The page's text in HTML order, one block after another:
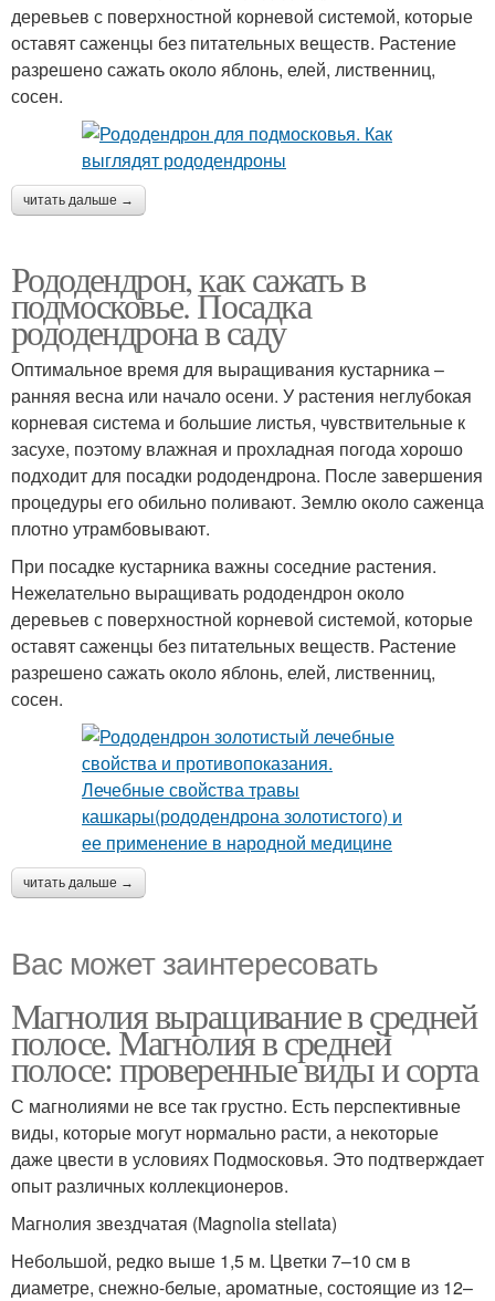
деревьев с поверхностной корневой системой, которые
оставят саженцы без питательных веществ. Растение
разрешено сажать около яблонь, елей, лиственниц,
сосен.
читать дальше →
Рододендрон, как сажать в
подмосковье. Посадка
рододендрона в саду
Оптимальное время для выращивания кустарника –
ранняя весна или начало осени. У растения неглубокая
корневая система и большие листья, чувствительные к
засухе, поэтому влажная и прохладная погода хорошо
подходит для посадки рододендрона. После завершения
процедуры его обильно поливают. Землю около саженца
плотно утрамбовывают.
При посадке кустарника важны соседние растения.
Нежелательно выращивать рододендрон около
деревьев с поверхностной корневой системой, которые
оставят саженцы без питательных веществ. Растение
разрешено сажать около яблонь, елей, лиственниц,
сосен.
читать дальше →
Вас может заинтересовать
Магнолия выращивание в средней
полосе. Магнолия в средней
полосе: проверенные виды и сорта
С магнолиями не все так грустно. Есть перспективные
виды, которые могут нормально расти, а некоторые
даже цвести в условиях Подмосковья. Это подтверждает
опыт различных коллекционеров.
Магнолия звездчатая (Magnolia stellata)
Небольшой, редко выше 1,5 м. Цветки 7–10 см в
диаметре, снежно-белые, ароматные, состоящие из 12–